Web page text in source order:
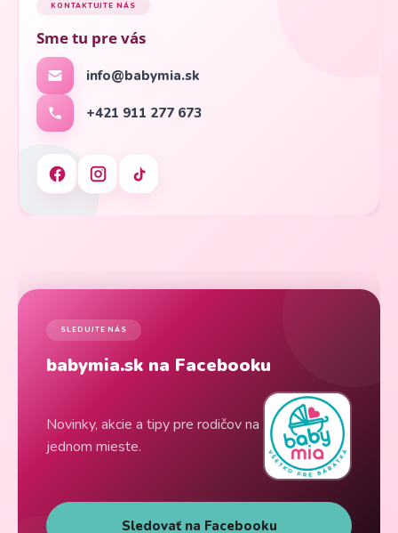
KONTAKTUJTE NÁS
Sme tu pre vás
info@babymia.sk
+421 911 277 673
SLEDUJTE NÁS
babymia.sk na Facebooku
Novinky, akcie a tipy pre rodičov na
jednom mieste.
Sledovať na Facebooku